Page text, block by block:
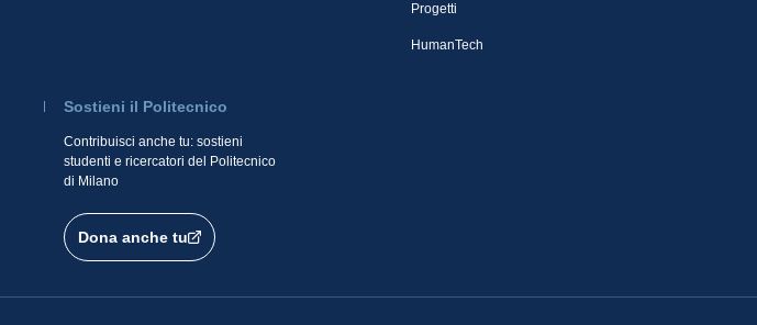
Progetti
HumanTech
Sostieni il Politecnico
Contribuisci anche tu: sostieni
studenti e ricercatori del Politecnico
di Milano
Dona anche tu